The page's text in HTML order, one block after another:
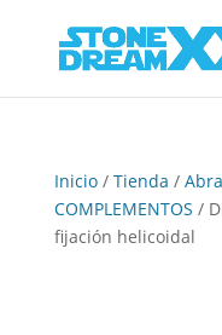
Inicio/ Tienda /
COMPLEMENTOS /
fijación helicoidal